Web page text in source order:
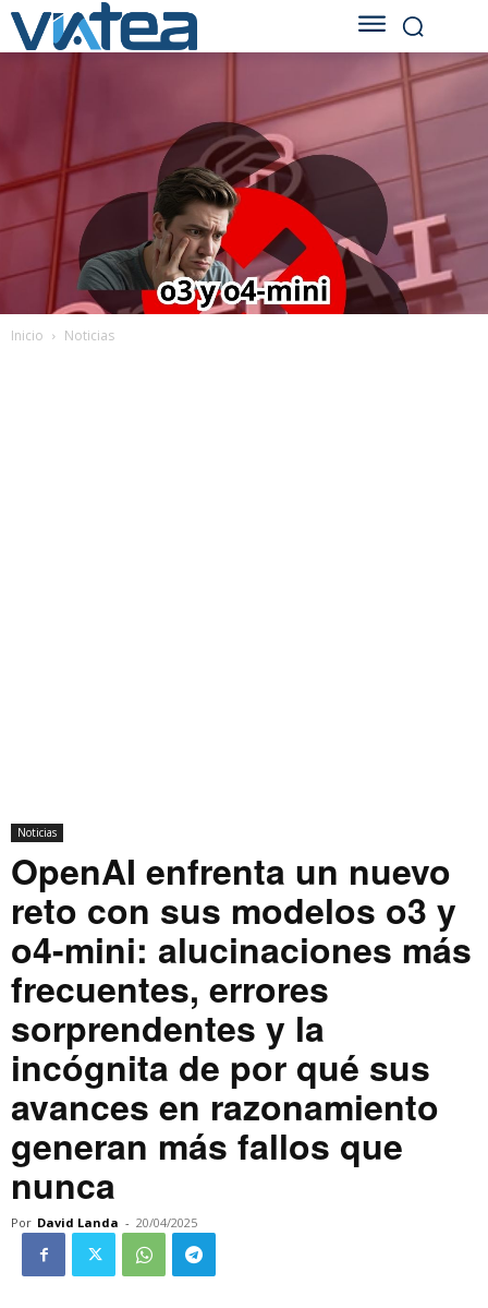
Inicio Noticias
Noticias
OpenAI enfrenta un nuevo
reto con sus modelos o3 y
o4-mini: alucinaciones más
frecuentes, errores
sorprendentes y la
incógnita de por qué sus
avances en razonamiento
generan más fallos que
nunca
Por David Landa - 20/04/2025